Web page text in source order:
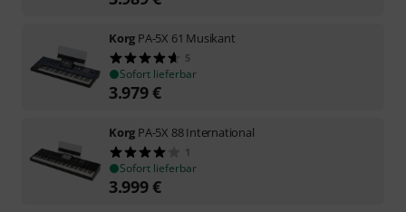
Korg PA-5X 61 Musikant
5
Sofort lieferbar
3.979€
Korg PA-5X 88 International
1
Sofort lieferbar
3.999€